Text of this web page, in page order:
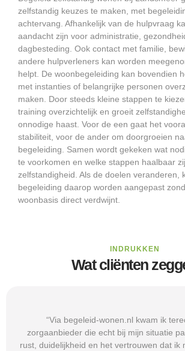
zelfstandig keuzes te maken, met
achtervang. Afhankelijk van de hulpvraag
aandacht zijn voor administratie,
dagbesteding. Ook contact met familie,
andere hulpverleners kan worden
helpt. De woonbegeleiding kan bovendien
met instanties of belangrijke personen
maken. Door steeds kleine stappen te
training overzichtelijk en groeit
onnodige haast. Voor de een gaat het
stabiliteit, voor de ander om doorgroeien
begeleiding. Samen wordt gekeken wat
te voorkomen en welke stappen haalbaar
zelfstandigheid. Als de doelen veranderen,
begeleiding daarop worden aangepast
woonbasis direct verdwijnt.
INDRUKKEN
Wat cliënten
“Via begeleid-wonen.nl kwam ik
zorgaanbieder die echt bij mijn situatie
rust, duidelijkheid en het vertrouwen dat ik